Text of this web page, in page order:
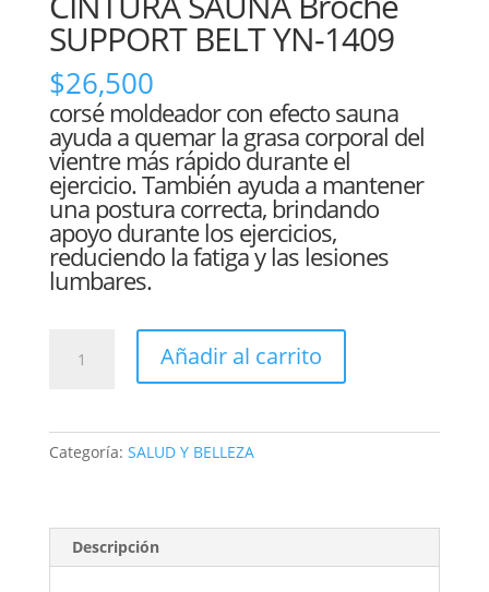
SUPPORT BELT YN-1409
$26,500
corsé moldeador con efecto sauna
ayuda a quemar la grasa corporal del
vientre más rápido durante el
ejercicio. También ayuda a mantener
una postura correcta, brindando
apoyo durante los ejercicios,
reduciendo la fatiga y las lesiones
lumbares.
COMPRESION
SUPPORT
1409
cantidad
Añadir al carrito
Categoría: SALUD Y BELLEZA
Descripción